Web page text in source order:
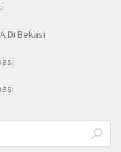
Di Bekasi